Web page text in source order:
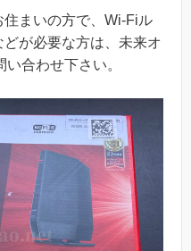
まいの方で、Wi-Fiル
が必要な方は、未来オ
合わせ下さい。